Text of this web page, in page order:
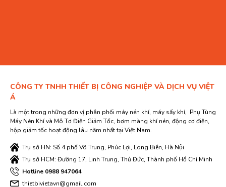
CÔNG TY TNHH THIẾT BỊ CÔNG NGHIỆP VÀ DỊCH VỤ VIỆT
Á
Là một trong những đơn vị phân phối máy nén khí, máy sấy khí, Phụ Tùng
Máy Nén Khí và Mô Tơ Điện Giảm Tốc, bơm màng khí nén, động cơ điện,
hộp giảm tốc hoạt động lâu năm nhất tại Việt Nam.
Trụ sở HN: Số 4 phố Võ Trung, Phúc Lợi, Long Biên, Hà Nội
Trụ sở HCM: Đường 17, Linh Trung, Thủ Đức, Thành phố Hồ Chí Minh
Hotline 0988 947064
thietbivietavn@gmail.com